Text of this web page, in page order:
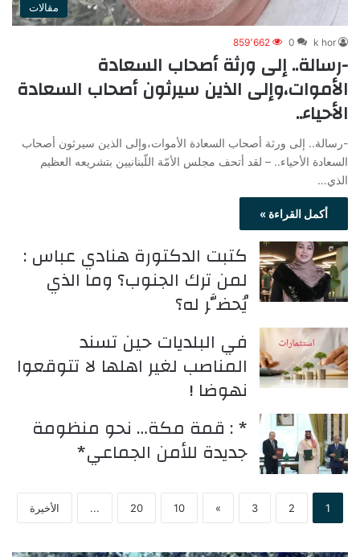
مقالات
k hor
0 859٬662
-رسالة.. إلى ورثة أصحاب السعادة
الأموات،وإلى الذين سيرثون أصحاب السعادة
الأحياء..
-رسالة.. إلى ورثة أصحاب السعادة الأموات،وإلى الذين سيرثون أصحاب
السعادة الأحياء.. – لقد أتحف مجلس الأمّة اللّبنانيين بتشريعه العظيم
الذي…
أكمل القراءة »
كتبت الدكتورة هنادي عباس :
لمن ترك الجنوب؟ وما الذي
يُحضَّر له؟
في البلديات حين تسند
المناصب لغير اهلها لا تتوقعوا
نهوضا !
* : قمة مكة… نحو منظومة
جديدة للأمن الجماعي*
1
2
3
»
10
20
... الأخيرة